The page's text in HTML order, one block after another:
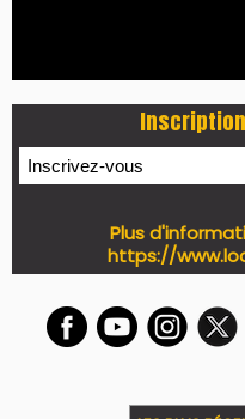
Plus
https://